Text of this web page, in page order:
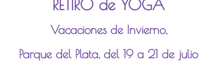
RETIRO de YOGA
Vacaciones de Invierno,
Parque del Plata, del 19 a 21 de julio